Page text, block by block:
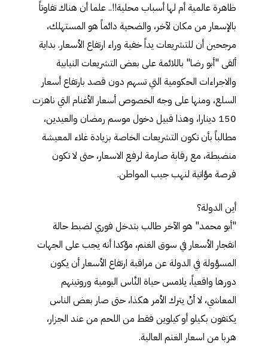
ظاهرة عالمية أم لها أسباب محلية!!.. علما أن هناك تفاوتاً
بالإسعار من مكان لآخر، والضحية دائماً هو المستهلك،
مرجحين أن للتشريعات يداً خفية وراء ارتفاع الأسعار. بداية
ألقى "أبو رضا" باللائمة على بعض التشريعات النيابية
والاجراءات الحكومية التي تسهم دون قصد بارتفاع أسعار
السلع، ومنها على وجه الخصوص أسعار الأغنام التي ناهزت
150 دينارا، وهذا قبيل دخول موسم رمضان والعيدين،
مطالباً بأن تكون التشريعات الخاصة بزيادة غلاء المعيشة
منضبطة، مع رقابة صارمة لرفع الاسعار، حتى لا تكون
فرصة مؤاتية لنهب جيب المواطن.
أين الدولة؟
"أبو محمد" هو الآخر طالب بتدخل فوري لضبط حالة
انفجار الأسعار في سوق الغنم، مؤكدا أنه يجب على الجهات
المسؤولة في الدولة عن مراقبة ارتفاع الأسعار أن يكون
دورها واقعياً، يلامس حياة النَّاس اليومية وروتينهم
المعاشي، لا أنْ يترك الأمر هكذا، حتى صار بعض الناس
يكتفون بكيلو أو كيلوين فقط من اللحم من عند الجزار،
هربا من اسعار الغنم العالية.